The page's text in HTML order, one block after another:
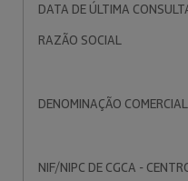
DATA DE ÚLTIMA
RAZÃO SOCIAL
DENOMINAÇÃO COMERCIAL
NIF/NIPC DE CGCA -